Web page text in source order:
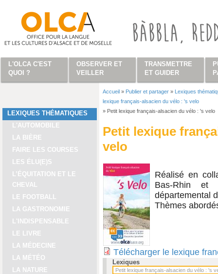
LEXIQUES THÉMATIQUES
L'AUTOMOBILE
LA BIÈRE
FAIRE LES COURSES
LES ÉLU(E)S
L’ÉQUITATION ET LE
CHEVAL
LE FOOTBALL
LA GASTRONOMIE
L'INDISPENSABLE
LE LIVRE
LA MÉDECINE
LA MÉTÉO
LA NATURE
Vous êtes ici
Accueil » Publier et partager » Lexiques
lexique français-alsacien du vélo : 's velo
» Petit lexique français-alsacien du vélo : 's velo
Petit lexique
velo
Réalisé en
Bas-Rhin et
départemental
Thèmes
Télécharger le lexique
Lexiques
L'OLCA C'EST
QUOI ?
OBSERVER ET
VEILLER
TRANSMETTRE
ET GUIDER